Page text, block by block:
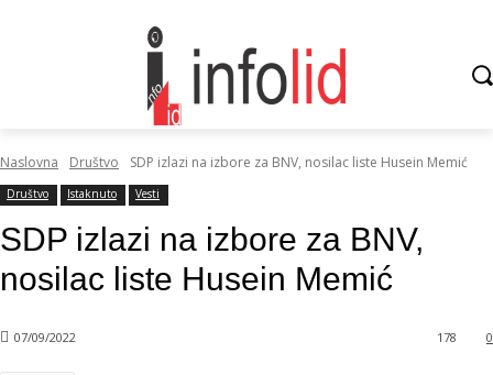
Naslovna Društvo SDP izlazi na izbore za BNV, nosilac liste Husein Memić
Društvo Istaknuto Vesti
SDP izlazi na izbore za BNV,
nosilac liste Husein Memić
07/09/2022 0
178